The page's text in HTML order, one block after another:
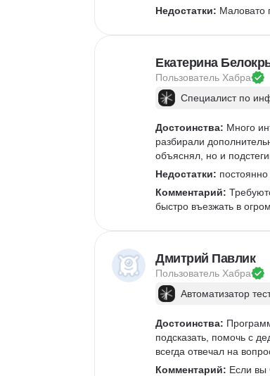
Недостатки: Маловато
Екатерина
Пользователь Хабра
Специалист по
Достоинства: Много
разбирали
объяснял, но и
Недостатки:
Комментарий:
быстро въезжать в
Дмитрий Павлик
Пользователь Хабра
Автоматизатор
Достоинства:
подсказать, помочь с
всегда отвечал на
Комментарий: Если вы